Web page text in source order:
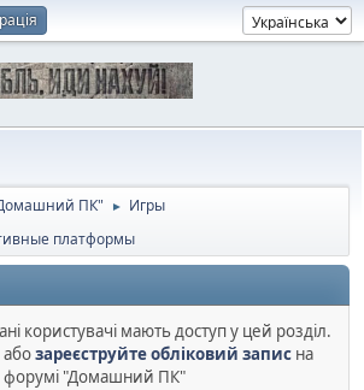
ПК" ► Игры
платформы
користувачі мають доступ у цей розділ.
абозареєструйте обліковий записна
форумі "Домашний ПК"